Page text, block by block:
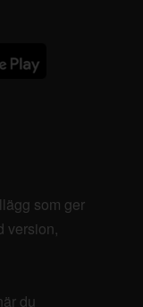
som ger
version,
du